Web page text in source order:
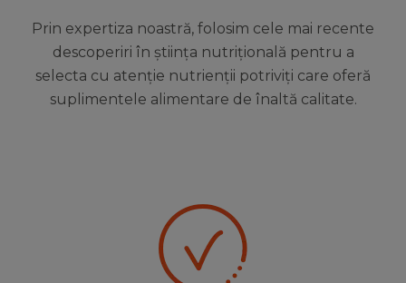
Prin expertiza noastră, folosim cele mai recente
descoperiri în știința nutrițională pentru a
selecta cu atenție nutrienții potriviți care oferă
suplimentele alimentare de înaltă calitate.